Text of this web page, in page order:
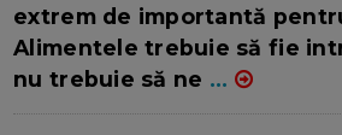
extrem de importantă
Alimentele trebuie să fie
nu trebuie să ne ...